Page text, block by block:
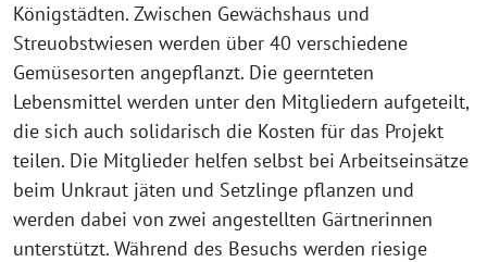
Königstädten. Zwischen Gewächshaus und
Streuobstwiesen werden über 40 verschiedene
Gemüsesorten angepflanzt. Die geernteten
Lebensmittel werden unter den Mitgliedern aufgeteilt,
die sich auch solidarisch die Kosten für das Projekt
teilen. Die Mitglieder helfen selbst bei Arbeitseinsätze
beim Unkraut jäten und Setzlinge pflanzen und
werden dabei von zwei angestellten Gärtnerinnen
unterstützt. Während des Besuchs werden riesige